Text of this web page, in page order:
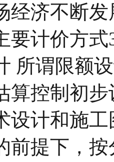
经济不断
要计价方
所谓限额
算控制初
设计和施
前提下，